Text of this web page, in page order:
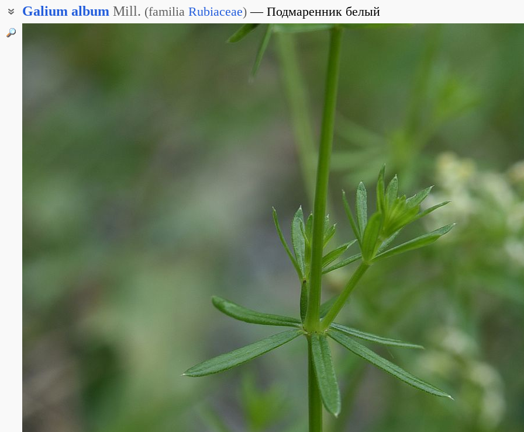
Galium album Mill. (familia Rubiaceae) Подмаренник белый